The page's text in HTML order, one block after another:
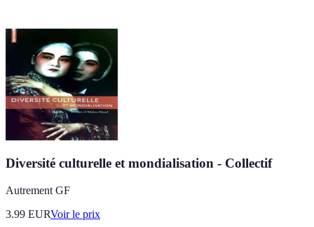
Diversité culturelle et mondialisation - Collectif
Autrement GF
3.99 EURVoir le prix